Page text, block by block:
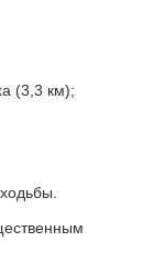
(3,3 км);